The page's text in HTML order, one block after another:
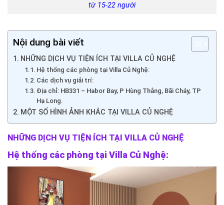
từ 15-22 người
Nội dung bài viết
NHỮNG DỊCH VỤ TIỆN ÍCH TẠI VILLA CỦ NGHỆ
Hệ thống các phòng tại Villa Củ Nghệ:
Các dịch vụ giải trí:
Địa chỉ: HB331 – Habor Bay, P Hùng Thắng, Bãi Cháy, TP
Hạ Long.
MỘT SỐ HÌNH ẢNH KHÁC TẠI VILLA CỦ NGHỆ
NHỮNG DỊCH VỤ TIỆN ÍCH TẠI VILLA CỦ NGHỆ
Hệ thống các phòng tại Villa Củ Nghệ: